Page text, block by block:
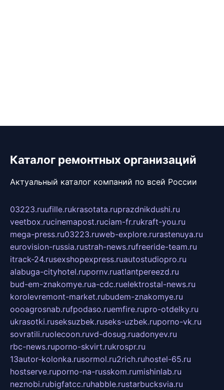
Каталог ремонтных организаций
Актуальный каталог компаний по всей России
03223.ruufille.rukrasotata.ruprazdnikdushi.ru
veetbox.rucinemapost.ruciam-fr.rukraft-you.ru
mega-press.ru03223.ruweb-explore.rurastenuya.ru
eurovision-russia.rustrah-news.rufreeride-team.ru
itrack-24.rusexshopexpress.ruautostudiopro.ru
alabuga-cityhotel.rupornv.ruatlantpereezd.ru
bud-em-znakomye.rua-cdc.ruelektrostal-news.ru
korolevremont-market.rubudem-znakomye.ru
oooagrosnab.rufpodaso.ruemfire.rupro-otdelky.ru
ukrasotki.ruseksuzbek.ruseks-uzbek.ruporno-vk.ru
sovratili.ruolecoon.ruvd-dosug.ruadonyev.ru
rbc-news.ruporno-skvirt.rukrospr.ru
13autor-kolonka.rusormol.ru2rich.ruhostel-65.ru
hostserve.ruporno-na-russkom.rumishinlab.ru
neznobi.rubigfatcc.ruhabble.rustarbucksvia.ru